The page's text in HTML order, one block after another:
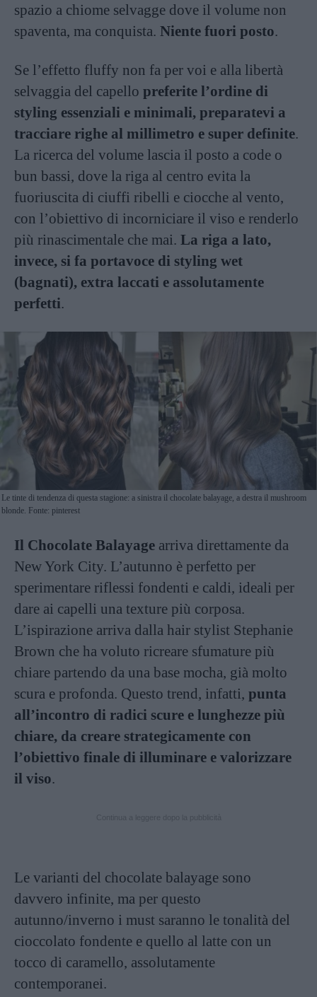
spazio a chiome selvagge dove il volume non
spaventa, ma conquista. Niente fuori posto.
Se l’effetto fluffy non fa per voi e alla libertà
selvaggia del capello preferite l’ordine di
styling essenziali e minimali, preparatevi a
tracciare righe al millimetro e super definite.
La ricerca del volume lascia il posto a code o
bun bassi, dove la riga al centro evita la
fuoriuscita di ciuffi ribelli e ciocche al vento,
con l’obiettivo di incorniciare il viso e renderlo
più rinascimentale che mai. La riga a lato,
invece, si fa portavoce di styling wet
(bagnati), extra laccati e assolutamente
perfetti.
Le tinte di tendenza di questa stagione: a sinistra il chocolate balayage, a destra il mushroom
blonde. Fonte: pinterest
Il Chocolate Balayage arriva direttamente da
New York City. L’autunno è perfetto per
sperimentare riflessi fondenti e caldi, ideali per
dare ai capelli una texture più corposa.
L’ispirazione arriva dalla hair stylist Stephanie
Brown che ha voluto ricreare sfumature più
chiare partendo da una base mocha, già molto
scura e profonda. Questo trend, infatti, punta
all’incontro di radici scure e lunghezze più
chiare, da creare strategicamente con
l’obiettivo finale di illuminare e valorizzare
il viso.
Le varianti del chocolate balayage sono
davvero infinite, ma per questo
autunno/inverno i must saranno le tonalità del
cioccolato fondente e quello al latte con un
tocco di caramello, assolutamente
contemporanei.